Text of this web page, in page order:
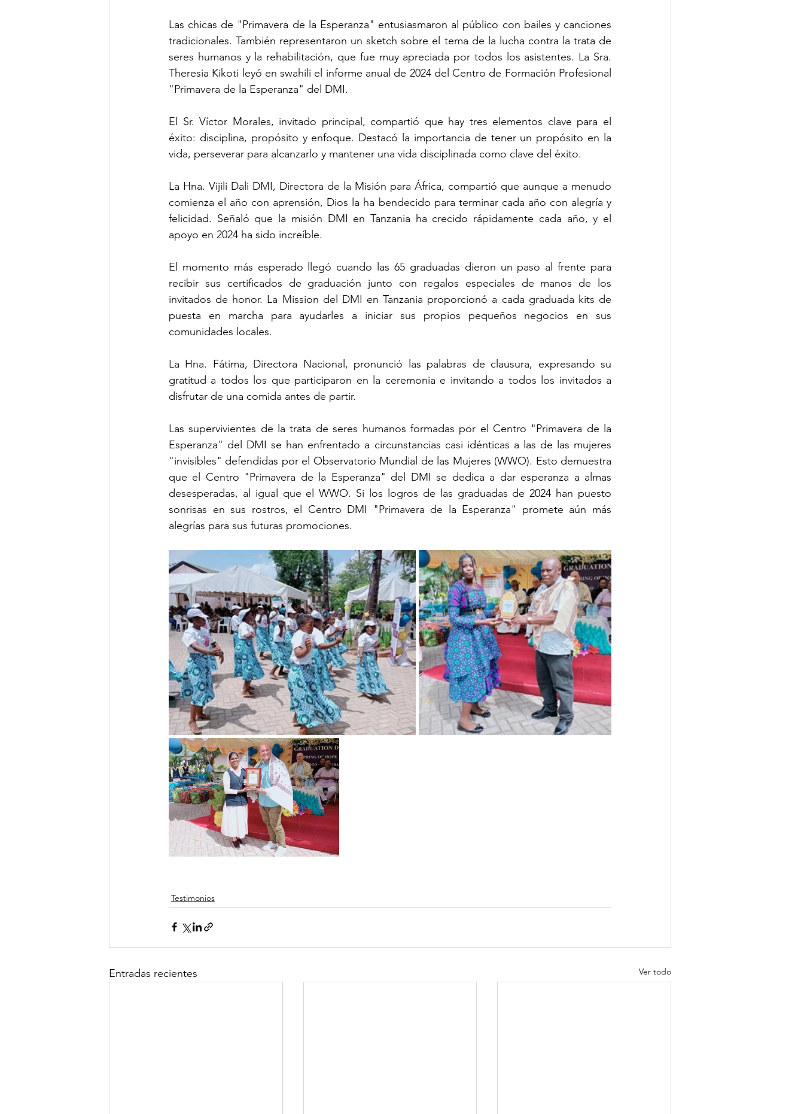
Las chicas de "Primavera de la Esperanza" entusiasmaron al público con bailes y canciones
tradicionales. También representaron un sketch sobre el tema de la lucha contra la trata de
seres humanos y la rehabilitación, que fue muy apreciada por todos los asistentes. La Sra.
Theresia Kikoti leyó en swahili el informe anual de 2024 del Centro de Formación Profesional
"Primavera de la Esperanza" del DMI.
El Sr. Víctor Morales, invitado principal, compartió que hay tres elementos clave para el
éxito: disciplina, propósito y enfoque. Destacó la importancia de tener un propósito en la
vida, perseverar para alcanzarlo y mantener una vida disciplinada como clave del éxito.
La Hna. Vijili Dali DMI, Directora de la Misión para África, compartió que aunque a menudo
comienza el año con aprensión, Dios la ha bendecido para terminar cada año con alegría y
felicidad. Señaló que la misión DMI en Tanzania ha crecido rápidamente cada año, y el
apoyo en 2024 ha sido increíble.
El momento más esperado llegó cuando las 65 graduadas dieron un paso al frente para
recibir sus certificados de graduación junto con regalos especiales de manos de los
invitados de honor. La Mission del DMI en Tanzania proporcionó a cada graduada kits de
puesta en marcha para ayudarles a iniciar sus propios pequeños negocios en sus
comunidades locales.
La Hna. Fátima, Directora Nacional, pronunció las palabras de clausura, expresando su
gratitud a todos los que participaron en la ceremonia e invitando a todos los invitados a
disfrutar de una comida antes de partir.
Las supervivientes de la trata de seres humanos formadas por el Centro "Primavera de la
Esperanza" del DMI se han enfrentado a circunstancias casi idénticas a las de las mujeres
"invisibles" defendidas por el Observatorio Mundial de las Mujeres (WWO). Esto demuestra
que el Centro "Primavera de la Esperanza" del DMI se dedica a dar esperanza a almas
desesperadas, al igual que el WWO. Si los logros de las graduadas de 2024 han puesto
sonrisas en sus rostros, el Centro DMI "Primavera de la Esperanza" promete aún más
alegrías para sus futuras promociones.
Testimonios
Entradas recientes Ver todo